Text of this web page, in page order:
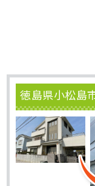
徳島県小松